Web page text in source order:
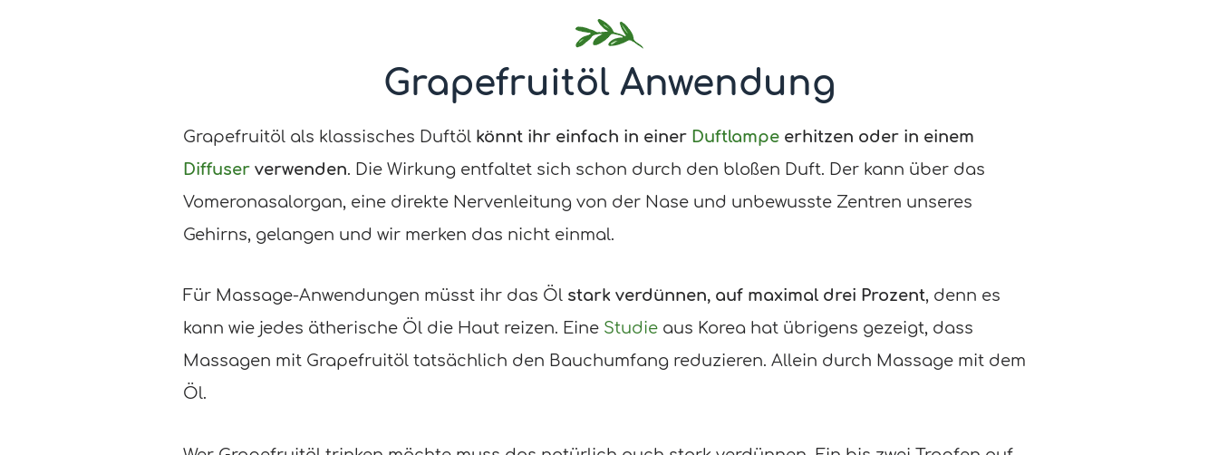
Grapefruitöl Anwendung
Grapefruitöl als klassisches Duftöl könnt ihr einfach in einer Duftlampe erhitzen oder in einem
Diffuser verwenden. Die Wirkung entfaltet sich schon durch den bloßen Duft. Der kann über das
Vomeronasalorgan, eine direkte Nervenleitung von der Nase und unbewusste Zentren unseres
Gehirns, gelangen und wir merken das nicht einmal.
Für Massage-Anwendungen müsst ihr das Öl stark verdünnen, auf maximal drei Prozent, denn es
kann wie jedes ätherische Öl die Haut reizen. Eine Studie aus Korea hat übrigens gezeigt, dass
Massagen mit Grapefruitöl tatsächlich den Bauchumfang reduzieren. Allein durch Massage mit dem
Öl.